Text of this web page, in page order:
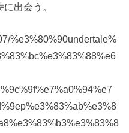
出会う。
%e3%80%90undertale%